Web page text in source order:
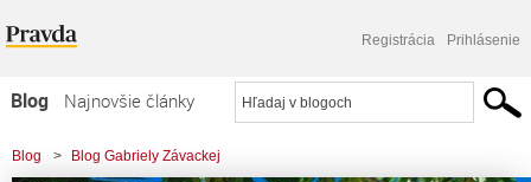
Registrácia Prihlásenie
Blog
Najnovšie články
Najčítanejšie články
Blog > Blog Gabriely Závackej